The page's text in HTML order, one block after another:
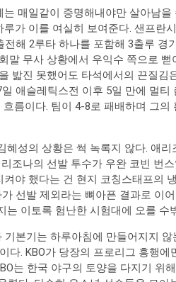
매일같이 증명해내야만 살아남
가 이를 여실히 보여준다. 샌프란
해 2루타 하나를 포함해 3출루 경
말 무사 상황에서 우익수 쪽으로
밟진 못했어도 타석에서의 끈질김
애슬레틱스전 이후 5일 만에 멀티
름이다. 팀이 4-8로 패배하며 그
성의 상황은 썩 녹록지 않다. 애
조나의 선발 투수가 우완 코빈 번
야 했다는 건 현지 코칭스태프의
선발 제외라는 뼈아픈 결과로 이
이토록 험난한 시험대에 오를 수
본기는 하루아침에 만들어지지
다. KBO가 당장의 프로리그 흥행
는 한국 야구의 토양을 다지기 위